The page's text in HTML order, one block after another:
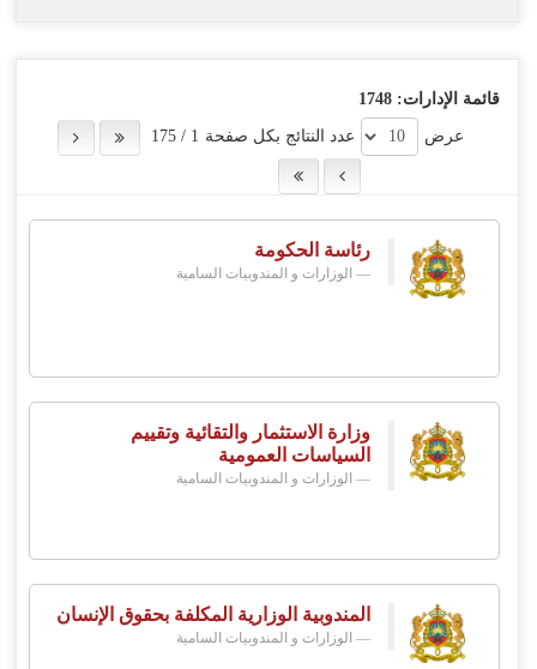
قائمة الإدارات: 1748
عرض
عدد النتائج بكل صفحة 1
/
175
رئاسة الحكومة
الوزارات و المندوبيات السامية
وزارة الاستثمار والتقائية وتقييم
السياسات العمومية
الوزارات و المندوبيات السامية
المندوبية الوزارية المكلفة بحقوق الإنسان
الوزارات و المندوبيات السامية